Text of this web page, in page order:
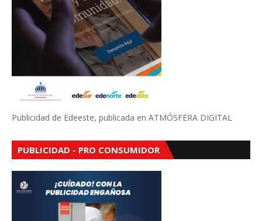
Publicidad de Edeeste, publicada en ATMÓSFERA DIGITAL
PUBLICIDAD - PRO CONSUMIDOR